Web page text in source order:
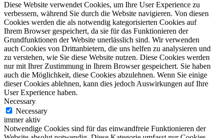
Diese Website verwendet Cookies, um Ihre User Experience zu
verbessern, während Sie durch die Website navigieren. Von diesen
Cookies werden die als notwendig kategorisierten Cookies auf
Ihrem Browser gespeichert, da sie für das Funktionieren der
Grundfunktionen der Website unerlässlich sind. Wir verwenden
auch Cookies von Drittanbietern, die uns helfen zu analysieren und
zu verstehen, wie Sie diese Website nutzen. Diese Cookies werden
nur mit Ihrer Zustimmung in Ihrem Browser gespeichert. Sie haben
auch die Möglichkeit, diese Cookies abzulehnen. Wenn Sie einige
dieser Cookies ablehnen, kann dies jedoch Auswirkungen auf Ihre
User Experience haben.
Necessary
Necessary
immer aktiv
Notwendige Cookies sind für das einwandfreie Funktionieren der